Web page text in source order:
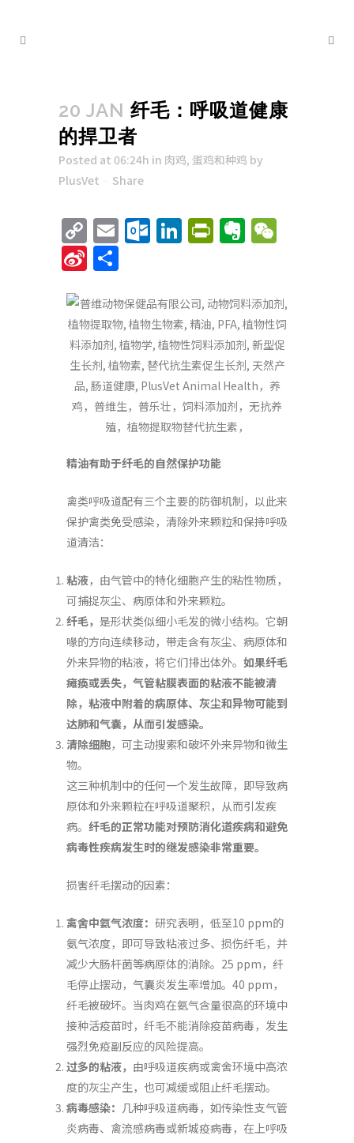
20 JAN 纤毛：呼吸道健康
的捍卫者
Posted at 06:24h in 肉鸡, 蛋鸡和种鸡 by
PlusVet
Share
Copy
Link
EmailOutlook.com
LinkedInEvernote
Sina
精油有助于纤毛的自然保护功能
禽类呼吸道配有三个主要的防御机制，以此来
保护禽类免受感染，清除外来颗粒和保持呼吸
道清洁：
粘液，由气管中的特化细胞产生的粘性物质，
可捕捉灰尘、病原体和外来颗粒。
纤毛， 是形状类似细小毛发的微小结构。它朝
喙的方向连续移动，带走含有灰尘、病原体和
外来异物的粘液，将它们排出体外。 如果纤毛
瘫痪或丢失，气管粘膜表面的粘液不能被清
除， 粘液中附着的病原体、灰尘和异物可能到
达肺和气囊，从而引发感染。
清除细胞，可主动搜索和破坏外来异物和微生
物。
这三种机制中的任何一个发生故障，即导致病
原体和外来颗粒在呼吸道聚积，从而引发疾
病。 纤毛的正常功能对预防消化道疾病和避免
病毒性疾病发生时的继发感染非常重要。
损害纤毛摆动的因素：
禽舍中氨气浓度： 研究表明，低至10 ppm的
氨气浓度，即可导致粘液过多、损伤纤毛，并
减少大肠杆菌等病原体的消除。25 ppm，纤
毛停止摆动，气囊炎发生率增加。40 ppm，
纤毛被破坏。当肉鸡在氨气含量很高的环境中
接种活疫苗时，纤毛不能消除疫苗病毒，发生
强烈免疫副反应的风险提高。
过多的粘液， 由呼吸道疾病或禽舍环境中高浓
度的灰尘产生，也可减缓或阻止纤毛摆动。
病毒感染： 几种呼吸道病毒，如传染性支气管
炎病毒、禽流感病毒或新城疫病毒，在上呼吸